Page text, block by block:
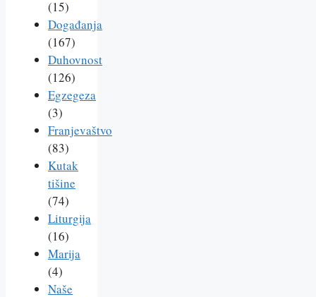
(15)
Događanja
(167)
Duhovnost
(126)
Egzegeza
(3)
Franjevaštvo
(83)
Kutak
tišine
(74)
Liturgija
(16)
Marija
(4)
Naše